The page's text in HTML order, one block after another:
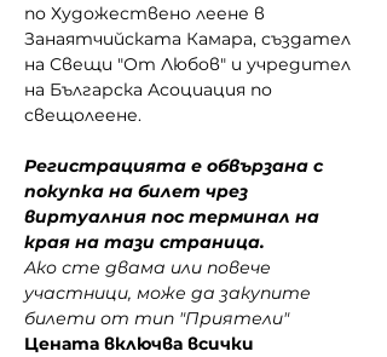
по Художествено леене в
Занаятчийската Камара, създател
на Свещи "От Любов" и учредител
на Българска Асоциация по
свещолеене.
Регистрацията е обвързана с
покупка на билет чрез
виртуалния пос терминал на
края на тази страница.
Ако сте двама или повече
участници, може да закупите
билети от тип "Приятели"
Цената включва всички